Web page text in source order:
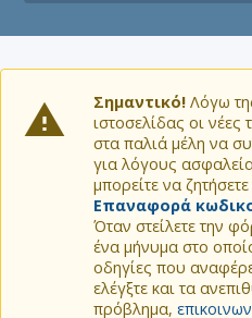
Σημαντικό! Λόγω
ιστοσελίδας οι νέες
στα παλιά μέλη να
για λόγους
μπορείτε να ζητήσετε
Επαναφορά
Όταν στείλετε την
ένα μήνυμα στο
οδηγίες που
ελέγξτε και τα
πρόβλημα,